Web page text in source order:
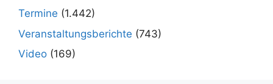
Termine (1.442)
Veranstaltungsberichte (743)
Video (169)